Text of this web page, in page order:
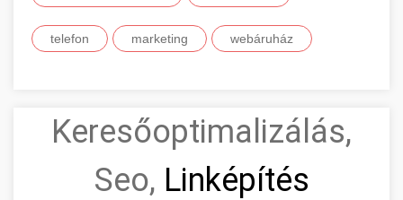
telefon marketing webáruház
Keresőoptimalizálás,
Seo, Linképítés